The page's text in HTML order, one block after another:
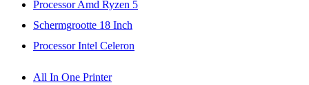
Processor Amd Ryzen 5
Schermgrootte 18 Inch
Processor Intel Celeron
All In One Printer